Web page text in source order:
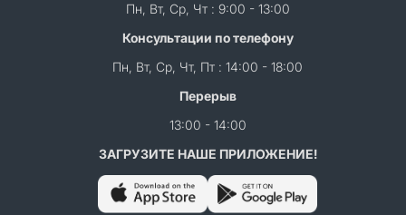
Пн, Вт, Ср, Чт : 9:00 - 13:00
Консультации по телефону
Пн, Вт, Ср, Чт, Пт : 14:00 - 18:00
Перерыв
13:00 - 14:00
ЗАГРУЗИТЕ НАШЕ ПРИЛОЖЕНИЕ!